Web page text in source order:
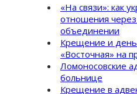
«На связи»: как
отношения
объединении
Крещение и
«Восточная» на
Ломоносовские
больнице
Крещение в